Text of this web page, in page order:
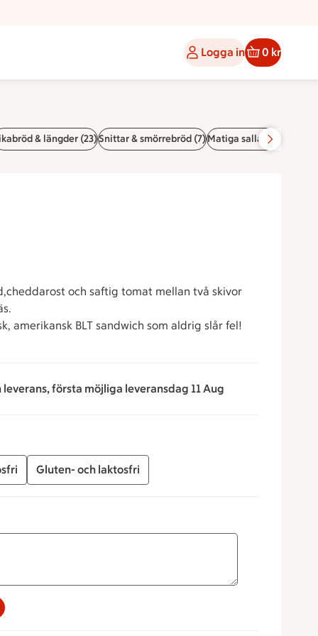
Logga in 0 kr
& längder (23)Snittar & smörrebröd (7)Matiga sallader & pajer
och saftig tomat mellan två skivor
amerikansk BLT sandwich som aldrig slår fel!
första möjliga leveransdag 11 Aug
Gluten- och laktosfri
för att minska eller öka värdet, eller ange ett värde